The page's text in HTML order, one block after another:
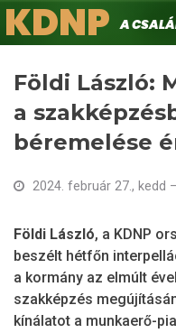
Ugrás
a
Keresés
KDNPA családokért.
Földi László:
a
béremelése
2024. február 27., kedd
Földi László, a KDNP
beszélt hétfőn
a kormány az elmúlt
szakképzés
kínálatot a munkaerő-